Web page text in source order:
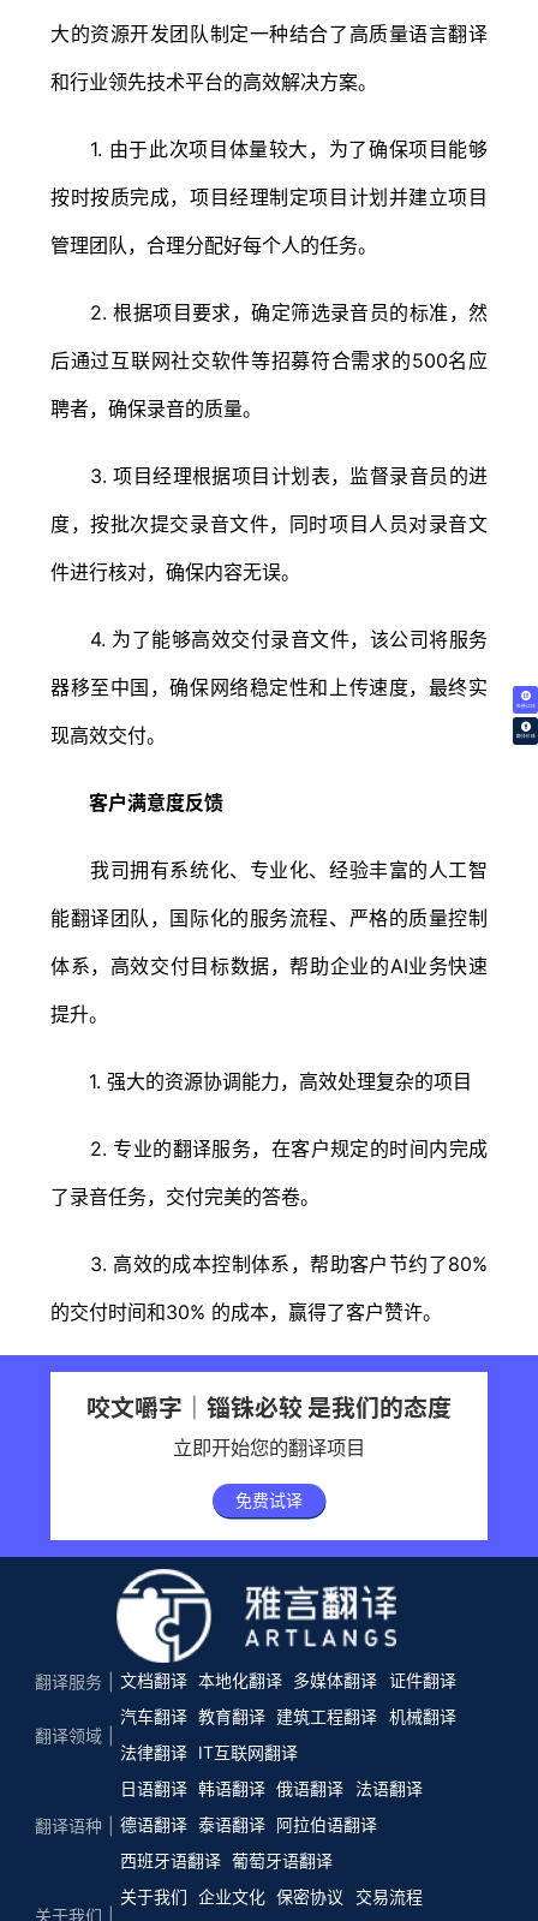
免费试译
翻译价格
大的资源开发团队制定一种结合了高质量语言翻译
和行业领先技术平台的高效解决方案。
1. 由于此次项目体量较大，为了确保项目能够
按时按质完成，项目经理制定项目计划并建立项目
管理团队，合理分配好每个人的任务。
2. 根据项目要求，确定筛选录音员的标准，然
后通过互联网社交软件等招募符合需求的500名应
聘者，确保录音的质量。
3. 项目经理根据项目计划表，监督录音员的进
度，按批次提交录音文件，同时项目人员对录音文
件进行核对，确保内容无误。
4. 为了能够高效交付录音文件，该公司将服务
器移至中国，确保网络稳定性和上传速度，最终实
现高效交付。
客户满意度反馈
我司拥有系统化、专业化、经验丰富的人工智
能翻译团队，国际化的服务流程、严格的质量控制
体系，高效交付目标数据，帮助企业的AI业务快速
提升。
1. 强大的资源协调能力，高效处理复杂的项目
2. 专业的翻译服务，在客户规定的时间内完成
了录音任务，交付完美的答卷。
3. 高效的成本控制体系，帮助客户节约了80%
的交付时间和30% 的成本，赢得了客户赞许。
咬文嚼字｜锱铢必较 是我们的态度
立即开始您的翻译项目
免费试译
翻译服务 文档翻译 本地化翻译 多媒体翻译 证件翻译
翻译领域
汽车翻译 教育翻译 建筑工程翻译 机械翻译
法律翻译
IT互联网翻译
翻译语种
日语翻译 韩语翻译 俄语翻译
法语翻译
德语翻译 泰语翻译 阿拉伯语翻译
西班牙语翻译 葡萄牙语翻译
关于我们
关于我们 企业文化 保密协议 交易流程